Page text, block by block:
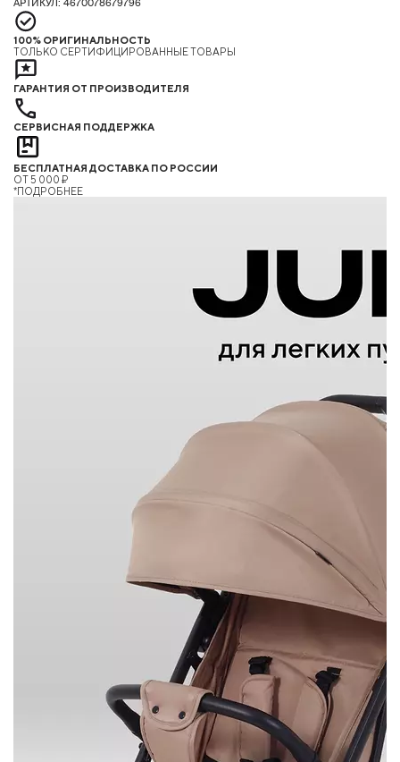
АРТИКУЛ: 4670078679796
100% ОРИГИНАЛЬНОСТЬ
ТОЛЬКО СЕРТИФИЦИРОВАННЫЕ ТОВАРЫ
ГАРАНТИЯ ОТ ПРОИЗВОДИТЕЛЯ
СЕРВИСНАЯ ПОДДЕРЖКА
БЕСПЛАТНАЯ ДОСТАВКА ПО РОССИИ
ОТ 5 000 ₽
*ПОДРОБНЕЕ